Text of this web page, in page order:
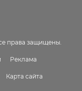
права защищены.
Реклама
Карта сайта